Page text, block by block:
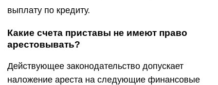
выплату по кредиту.
Какие счета приставы не имеют право
арестовывать?
Действующее законодательство допускает
наложение ареста на следующие финансовые